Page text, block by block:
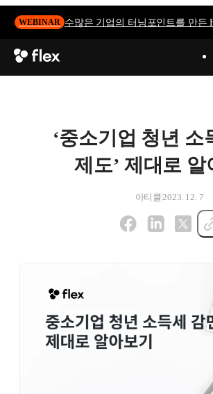
WEBINAR 수많은 기업의 터닝포인트를 만든
‘중소기업 청년 소
제도’ 제대로 알
아티클 2023. 12. 7